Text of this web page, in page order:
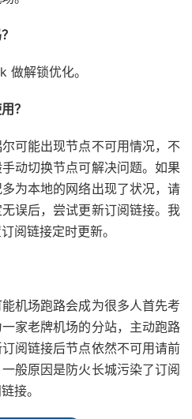
做解锁优化。
？
可能出现节点不可用情况，不
动切换节点可解决问题。如果
为本地的网络出现了状况，请
误后，尝试更新订阅链接。我
阅链接定时更新。
机场跑路会成为很多人首先考
家老牌机场的分站，主动跑路
阅链接后节点依然不可用请前
般原因是防火长城污染了订阅
接。